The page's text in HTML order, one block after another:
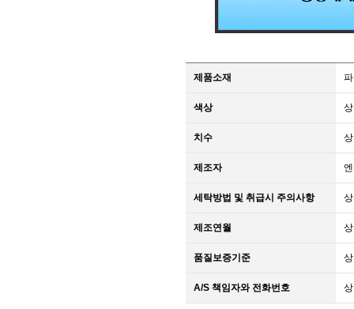
제품소재
색상
치수
제조자
세탁방법 및 취급시 주의사항
제조연월
품질보증기준
A/S 책임자와 전화번호